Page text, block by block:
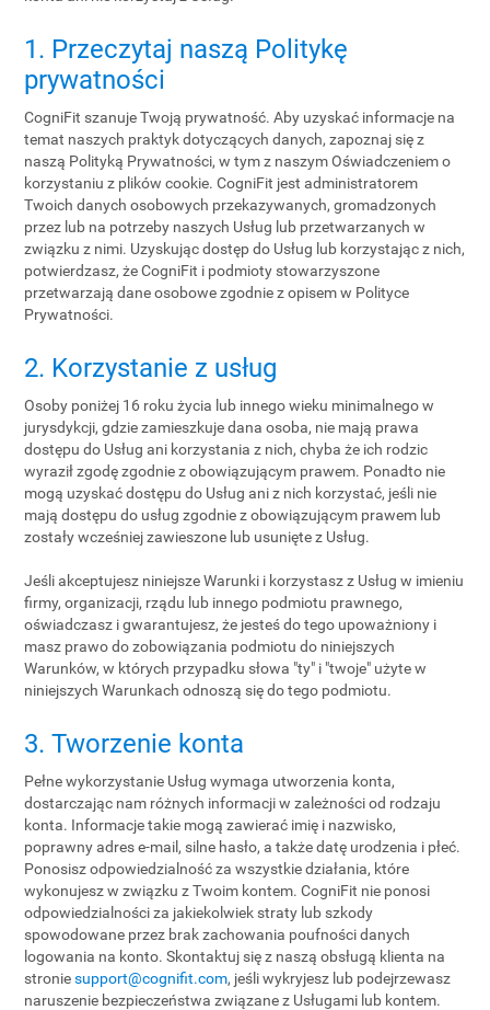
1. Przeczytaj naszą Politykę
prywatności
CogniFit szanuje Twoją prywatność. Aby uzyskać informacje na
temat naszych praktyk dotyczących danych, zapoznaj się z
naszą Polityką Prywatności, w tym z naszym Oświadczeniem o
korzystaniu z plików cookie. CogniFit jest administratorem
Twoich danych osobowych przekazywanych, gromadzonych
przez lub na potrzeby naszych Usług lub przetwarzanych w
związku z nimi. Uzyskując dostęp do Usług lub korzystając z nich,
potwierdzasz, że CogniFit i podmioty stowarzyszone
przetwarzają dane osobowe zgodnie z opisem w Polityce
Prywatności.
2. Korzystanie z usług
Osoby poniżej 16 roku życia lub innego wieku minimalnego w
jurysdykcji, gdzie zamieszkuje dana osoba, nie mają prawa
dostępu do Usług ani korzystania z nich, chyba że ich rodzic
wyraził zgodę zgodnie z obowiązującym prawem. Ponadto nie
mogą uzyskać dostępu do Usług ani z nich korzystać, jeśli nie
mają dostępu do usług zgodnie z obowiązującym prawem lub
zostały wcześniej zawieszone lub usunięte z Usług.
Jeśli akceptujesz niniejsze Warunki i korzystasz z Usług w imieniu
firmy, organizacji, rządu lub innego podmiotu prawnego,
oświadczasz i gwarantujesz, że jesteś do tego upoważniony i
masz prawo do zobowiązania podmiotu do niniejszych
Warunków, w których przypadku słowa "ty" i "twoje" użyte w
niniejszych Warunkach odnoszą się do tego podmiotu.
3. Tworzenie konta
Pełne wykorzystanie Usług wymaga utworzenia konta,
dostarczając nam różnych informacji w zależności od rodzaju
konta. Informacje takie mogą zawierać imię i nazwisko,
poprawny adres e-mail, silne hasło, a także datę urodzenia i płeć.
Ponosisz odpowiedzialność za wszystkie działania, które
wykonujesz w związku z Twoim kontem. CogniFit nie ponosi
odpowiedzialności za jakiekolwiek straty lub szkody
spowodowane przez brak zachowania poufności danych
logowania na konto. Skontaktuj się z naszą obsługą klienta na
stroniesupport@cognifit.com, jeśli wykryjesz lub podejrzewasz
naruszenie bezpieczeństwa związane z Usługami lub kontem.